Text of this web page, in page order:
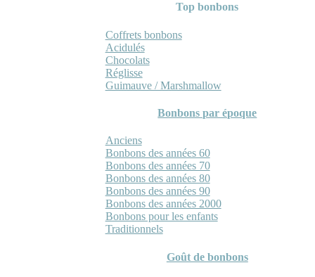
Top bonbons
Coffrets bonbons
Acidulés
Chocolats
Réglisse
Guimauve / Marshmallow
Bonbons par époque
Anciens
Bonbons des années 60
Bonbons des années 70
Bonbons des années 80
Bonbons des années 90
Bonbons des années 2000
Bonbons pour les enfants
Traditionnels
Goût de bonbons